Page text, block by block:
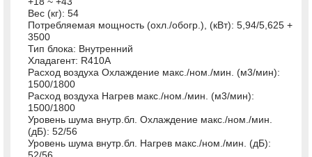
Вес (кг): 54
Потребляемая мощность (охл./обогр.), (кВт): 5,94/5,625 +
3500
Тип блока: Внутренний
Хладагент: R410A
Расход воздуха Охлаждение макс./ном./мин. (м3/мин):
1500/1800
Расход воздуха Нагрев макс./ном./мин. (м3/мин):
1500/1800
Уровень шума внутр.бл. Охлаждение макс./ном./мин.
(дБ): 52/56
Уровень шума внутр.бл. Нагрев макс./ном./мин. (дБ):